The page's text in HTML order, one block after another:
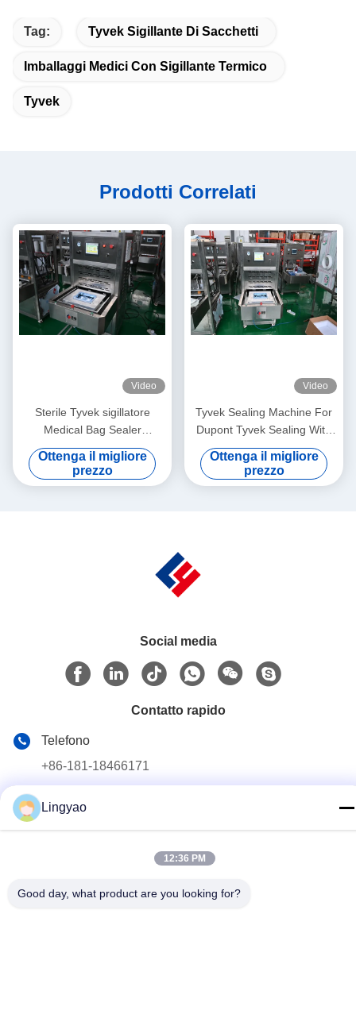
Tag: Tyvek Sigillante Di Sacchetti
Imballaggi Medici Con Sigillante Termico
Tyvek
Prodotti Correlati
Video
Sterile Tyvek sigillatore
Medical Bag Sealer
confezionamento PETG
Ottenga il migliore
prezzo
Video
Tyvek Sealing Machine For
Dupont Tyvek Sealing With
Medical Blister Trays
confezioni
Ottenga il migliore
prezzo
Social media
Contatto rapido
Telefono
+86-181-18466171
Lingyao
12:36 PM
Good day, what product are you looking for?